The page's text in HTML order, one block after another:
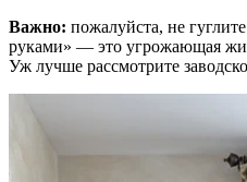
Важно: пожалуйста, не
руками» — это угрожающая
Уж лучше рассмотрите